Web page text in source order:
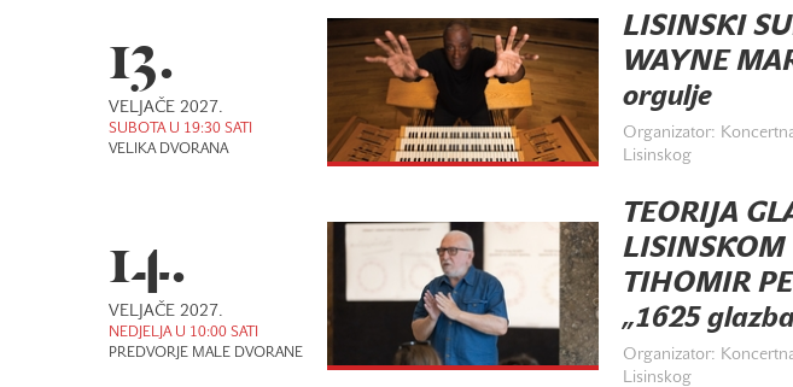
13.
VELJAČE 2027.
SUBOTA U 19:30 SATI
VELIKA DVORANA
LISINSKI
WAYNE
orgulje
Organizator:
Lisinskog
14.
VELJAČE 2027.
NEDJELJA U 10:00 SATI
PREDVORJE MALE DVORANE
TEORIJA
LISINSKOM
TIHOMIR
„1625
Organizator:
Lisinskog